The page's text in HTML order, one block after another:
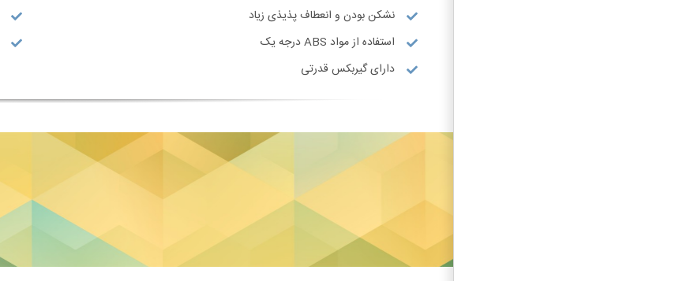
نشکن بودن و انعطاف پذیذی زیاد
استفاده از مواد ABS درجه یک
دارای گیربکس قدرتی